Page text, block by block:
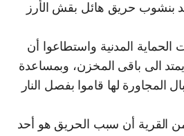
بنشوب حريق هائل بقش الأرز
المدنية واستطاعوا أن
الى باقى المخزن، وبمساعدة
المجاورة لها قاموا بفصل النار
القرية أن سبب الحريق هو أحد